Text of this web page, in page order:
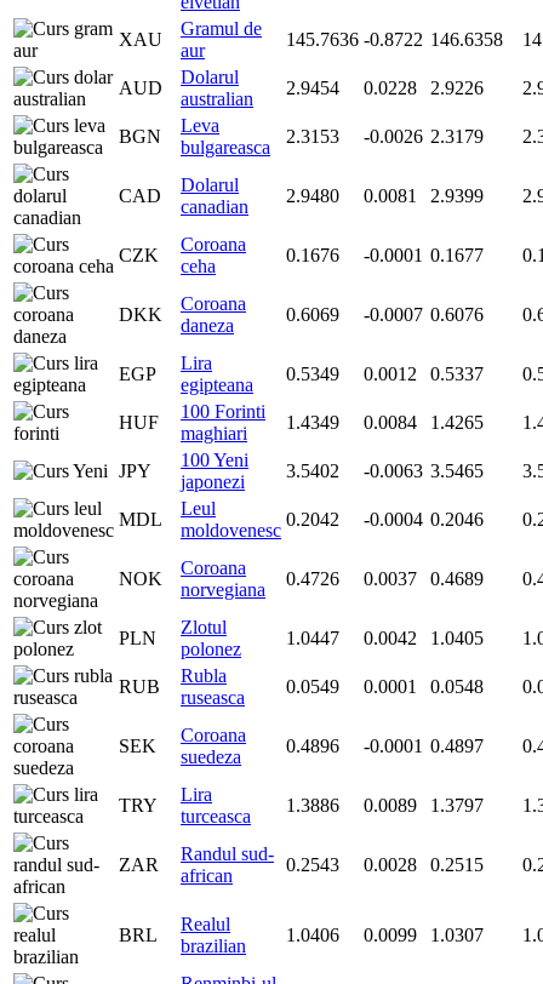
XAU
Gramul de
aur
145.7636 -0.8722 146.6358
AUD
Dolarul
australian
2.9454 0.0228 2.9226
BGN
Leva
bulgareasca
2.3153 -0.0026 2.3179
CAD
Dolarul
canadian
2.9480 0.0081 2.9399
CZK
Coroana
ceha
0.1676 -0.0001 0.1677
DKK
Coroana
daneza
0.6069 -0.0007 0.6076
EGP
Lira
egipteana
0.5349 0.0012 0.5337
HUF
100 Forinti
maghiari
1.4349 0.0084 1.4265
JPY
100 Yeni
japonezi
3.5402 -0.0063 3.5465
MDL
Leul
moldovenesc
0.2042 -0.0004 0.2046
NOK
Coroana
norvegiana
0.4726 0.0037 0.4689
PLN
Zlotul
polonez
1.0447 0.0042 1.0405
RUB
Rubla
ruseasca
0.0549 0.0001 0.0548
SEK
Coroana
suedeza
0.4896 -0.0001 0.4897
TRY
Lira
turceasca
1.3886 0.0089 1.3797
ZAR
Randul sud-
african
0.2543 0.0028 0.2515
BRL
Realul
brazilian
1.0406 0.0099 1.0307